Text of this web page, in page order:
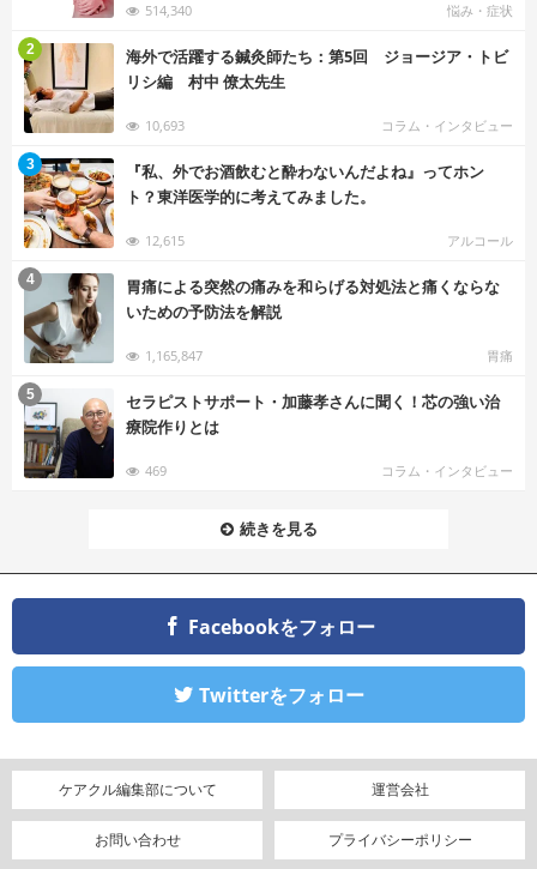
514,340 悩み・症状
海外で活躍する鍼灸師たち：第5回 ジョージア・トビ
リシ編 村中 僚太先生
10,693 コラム・インタビュー
2
『私、外でお酒飲むと酔わないんだよね』ってホン
ト？東洋医学的に考えてみました。
12,615 アルコール
3
胃痛による突然の痛みを和らげる対処法と痛くならな
いための予防法を解説
1,165,847 胃痛
4
セラピストサポート・加藤孝さんに聞く！芯の強い治
療院作りとは
469 コラム・インタビュー
5
続きを見る
Facebookをフォロー
Twitterをフォロー
ケアクル編集部について 運営会社
お問い合わせ プライバシーポリシー